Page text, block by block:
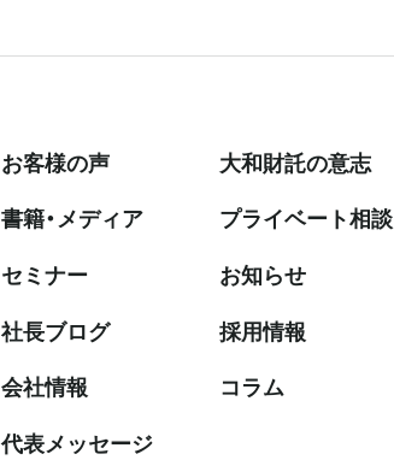
お客様の声
書籍・メディア
セミナー
社⻑ブログ
会社情報
代表メッセージ
大和財託の意志
プライベート相談
お知らせ
採⽤情報
コラム